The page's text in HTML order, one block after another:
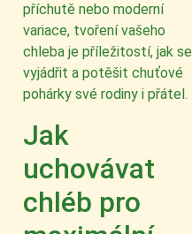
příchutě nebo moderní
variace, tvoření vašeho
chleba je příležitostí, jak se
vyjádřit a potěšit chuťové
pohárky své rodiny i přátel.
Jak
uchovávat
chléb pro